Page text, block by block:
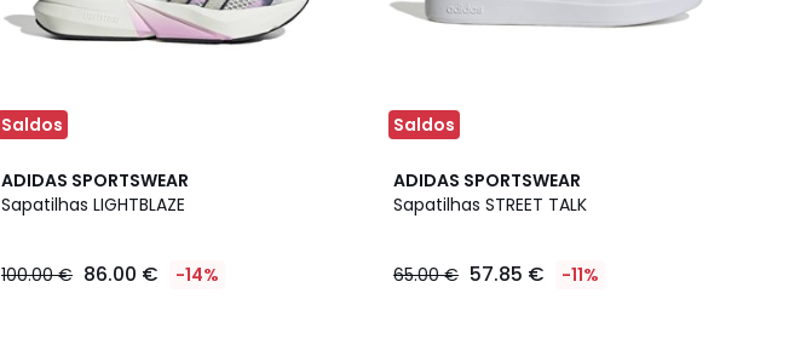
Saldos
ADIDAS SPORTSWEAR
Sapatilhas LIGHTBLAZE
100.00 € 86.00 € -14%
4,9
/ 5
Saldos
ADIDAS SPORTSWEAR
Sapatilhas STREET TALK
65.00 € 57.85 € -11%
4,7
/ 5
2
Cores